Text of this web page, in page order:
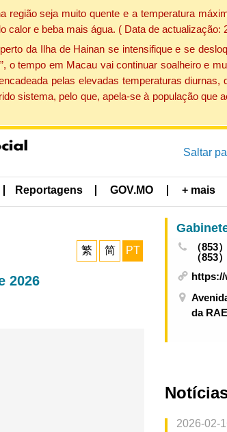
seja muito quente e a temperatura
e beba mais água. ( Data de actualização:
da Ilha de Hainan se intensifique e se
o tempo em Macau vai continuar soalheiro e
pelas elevadas temperaturas diurnas,
sistema, pelo que, apela-se à população que
Saltar
Reportagens GOV.MO + mais
繁 简 PT
2026
（853
（853
https://
da
2026-02-